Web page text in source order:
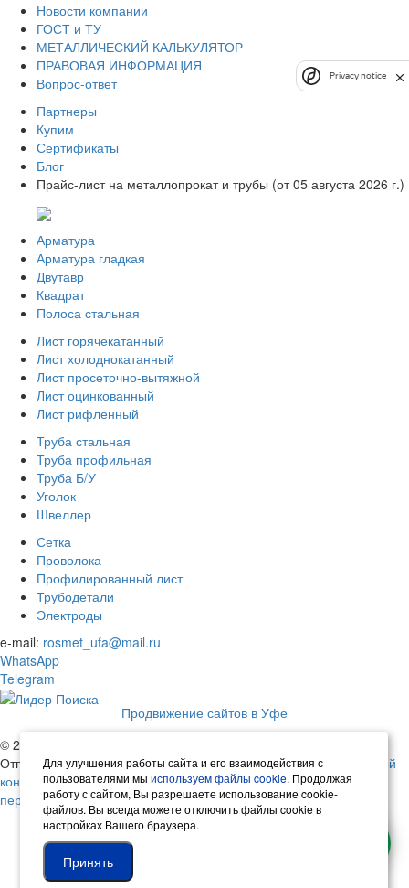
Новости компании
ГОСТ и ТУ
МЕТАЛЛИЧЕСКИЙ КАЛЬКУЛЯТОР
ПРАВОВАЯ ИНФОРМАЦИЯ
Вопрос-ответ
Партнеры
Купим
Сертификаты
Блог
Прайс-лист на металлопрокат и трубы (от 05 августа 2026 г.)
Арматура
Арматура гладкая
Двутавр
Квадрат
Полоса стальная
Лист горячекатанный
Лист холоднокатанный
Лист просеточно-вытяжной
Лист оцинкованный
Лист рифленный
Труба стальная
Труба профильная
Труба Б/У
Уголок
Швеллер
Сетка
Проволока
Профилированный лист
Трубодетали
Электроды
e-mail: rosmet_ufa@mail.ru
WhatsApp
Telegram
Для улучшения работы сайта и его взаимодействия с
пользователями мыиспользуем файлы cookie. Продолжая
работу с сайтом, Вы разрешаете использование cookie-
файлов. Вы всегда можете отключить файлы cookie в
настройках Вашего браузера.
Принять
Продвижение сайтов в Уфе
© 2026 Русметалл | Все права защищены
Отправляя любую форму на сайте, вы соглашаетесь с
политикой
конфиденциальности данного сайта.Согласие на обработку
персональных данных.
Privacy notice